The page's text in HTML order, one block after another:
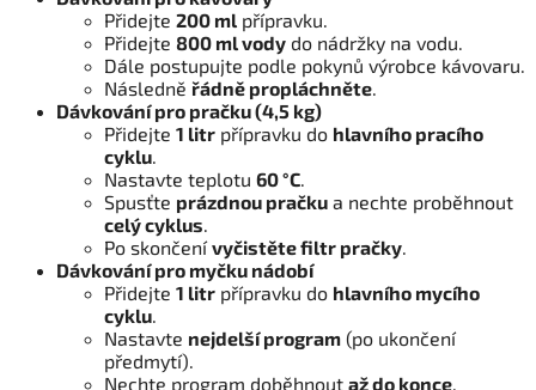
Přidejte 200 ml přípravku.
Přidejte 800 ml vody do nádržky na vodu.
Dále postupujte podle pokynů výrobce kávovaru.
Následně řádně propláchněte.
Dávkování pro pračku (4,5 kg)
Přidejte 1 litr přípravku do hlavního pracího
cyklu.
Nastavte teplotu 60 °C.
Spusťte prázdnou pračku a nechte proběhnout
celý cyklus.
Po skončenívyčistěte filtr pračky.
Dávkování pro myčku nádobí
Přidejte 1 litr přípravku do hlavního mycího
cyklu.
Nastavte nejdelší program (po ukončení
předmytí).
Nechte program doběhnout až do konce.